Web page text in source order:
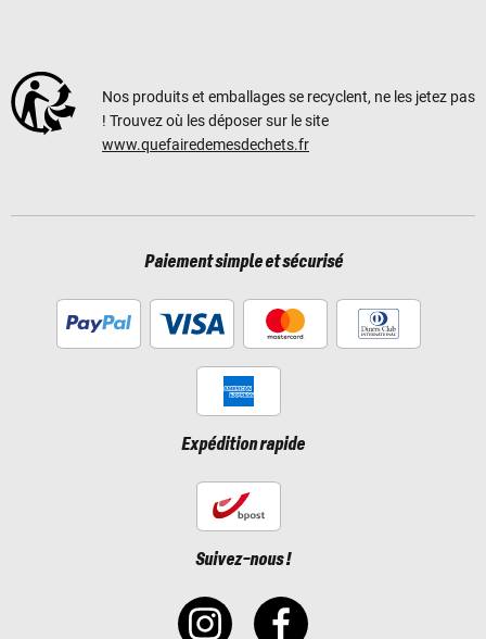
Nos produits et emballages se recyclent, ne les jetez pas
! Trouvez où les déposer sur le site
www.quefairedemesdechets.fr
Paiement simple et sécurisé
Expédition rapide
Suivez-nous !